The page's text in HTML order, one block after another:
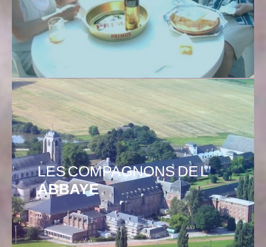
LES COMPAGNONS DE L'
ABBAYE